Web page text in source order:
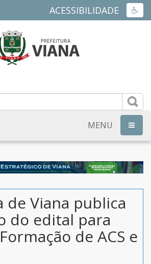
ACESSIBILIDADE
MENU
de Viana publica
do edital para
de ACS e